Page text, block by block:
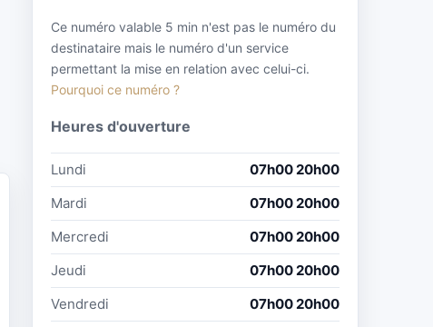
Ce numéro valable 5 min n'est pas le numéro du
destinataire mais le numéro d'un service
permettant la mise en relation avec celui-ci.
Pourquoi ce numéro ?
Heures d'ouverture
Lundi
07h00 20h00
Mardi
07h00 20h00
Mercredi
07h00 20h00
Jeudi
07h00 20h00
Vendredi
07h00 20h00